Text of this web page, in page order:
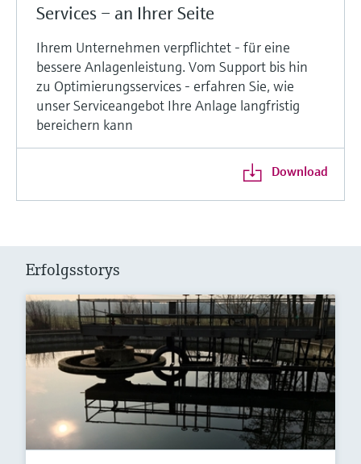
Services – an Ihrer Seite
Ihrem Unternehmen verpflichtet - für eine
bessere Anlagenleistung. Vom Support bis hin
zu Optimierungsservices - erfahren Sie, wie
unser Serviceangebot Ihre Anlage langfristig
bereichern kann
Download
Erfolgsstorys